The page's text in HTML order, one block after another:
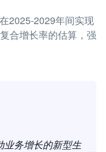
2025-2029年间实现
合增长率的估算，强
务增长的新型生